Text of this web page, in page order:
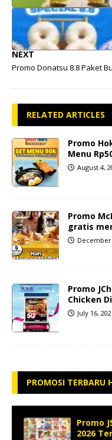
NEXT
Promo Donatsu 8.8 Paket
RELATED ARTICLES
Promo
Menu
August 4,
Promo
gratis
December
Promo
Chicken
July 16,
PROMOSI TERBARU
Promo
2026